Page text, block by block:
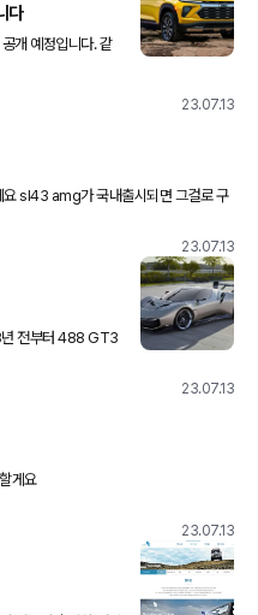
다
예정입니다. 같
... 과연 어
23.07.13
sl43 amg가 국내출시되면 그걸로 구
고 둘중에 sl43구입하는게 낫겠죠?
23.07.13
년 전부터 488 GT3
우드 페스티벌 오
23.07.13
게요
23.07.13